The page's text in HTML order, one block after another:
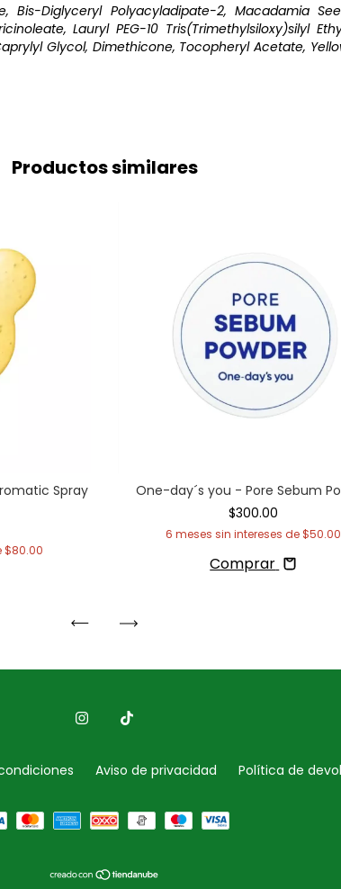
Bis-Diglyceryl Polyacyladipate-2, Macadamia
Lauryl PEG-10 Tris(Trimethylsiloxy)silyl
Glycol, Dimethicone, Tocopheryl Acetate,
Productos similares
Spray
$80.00
One-day´s you - Pore Sebum
$300.00
6 meses sin intereses de$50.00
Comprar
Aviso de privacidad Política de